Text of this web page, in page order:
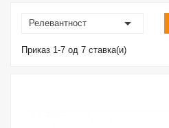
Релевантност 
Приказ 1-7 од 7 ставка(и)